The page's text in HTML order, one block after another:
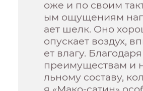
оже и по своим
ым ощущениям
ает шелк. Оно
опускает воздух,
ет влагу.
преимуществам и
льному составу,